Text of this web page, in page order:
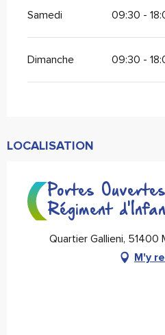
Samedi 09:30 -
Dimanche 09:30 -
LOCALISATION
Portes
Régiment
Quartier Gallieni, 51400
M'y